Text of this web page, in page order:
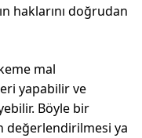
haklarını doğrudan
mal
yapabilir ve
Böyle bir
değerlendirilmesi ya